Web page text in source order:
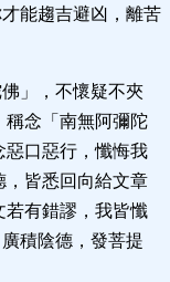
能趨吉避凶，離苦
」，不懷疑不夾
稱念「南無阿彌陀
惡口惡行，懺悔我
，皆悉回向給文章
若有錯謬，我皆懺
積陰德，發菩提